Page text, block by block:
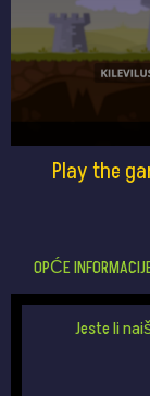
Play the
OPĆE
Jeste li